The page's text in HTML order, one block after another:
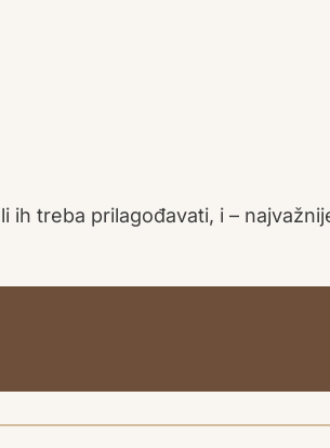
ih treba prilagođavati, i –